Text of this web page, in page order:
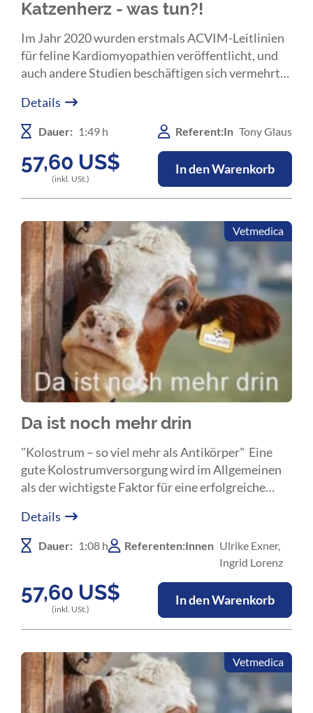
Katzenherz - was tun?!
Im Jahr 2020 wurden erstmals ACVIM-Leitlinien
für feline Kardiomyopathien veröffentlicht, und
auch ‎andere Studien beschäftigen sich vermehrt
diskutiert Prof. Tony Glaus mit Ihnen die aktuellen
Erkenntnisse zur ‎Klassifizierung, praxisrelevante
diagnostische Möglichkeiten und
Therapieoptionen für Ihre ‎Katzenpatienten.‎
Details
Dauer: 1:49 h Referent:In Tony Glaus
57,60 US$
(inkl. USt.)
In den Warenkorb
Vetmedica
Da ist noch mehr drin
"Kolostrum – so viel mehr als Antikörper" Eine
gute Kolostrumversorgung wird im Allgemeinen
als der wichtigste Faktor für eine erfolgreiche
Immunglobulinen gibt es zahlreiche bioaktive
Substanzen, die dafür verantwortlich sind."Das
Durchfallkalb braucht viel mehr als nur
Details
Dauer: 1:08 h Referenten:Innen Ulrike Exner,
Ingrid Lorenz
57,60 US$
(inkl. USt.)
In den Warenkorb
Vetmedica